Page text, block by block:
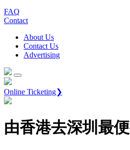
FAQ
Contact
About Us
Contact Us
Advertising
Online Ticketing❯
由香港去深圳最